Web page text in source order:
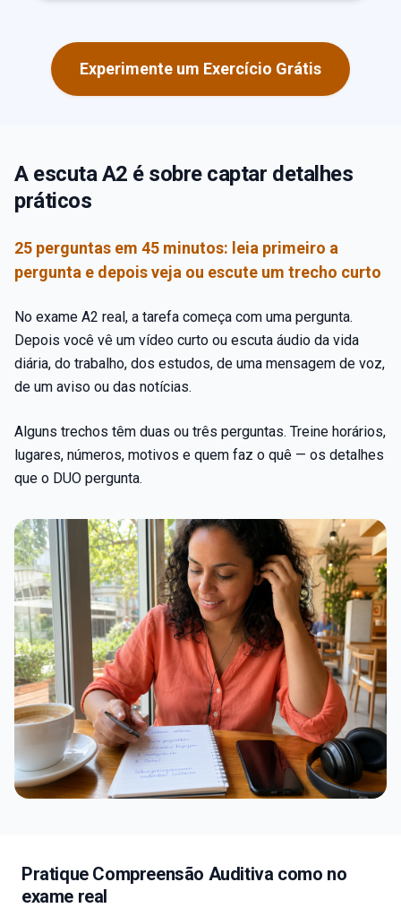
Experimente um Exercício Grátis
A escuta A2 é sobre captar detalhes
práticos
25 perguntas em 45 minutos: leia primeiro a
pergunta e depois veja ou escute um trecho curto
No exame A2 real, a tarefa começa com uma pergunta.
Depois você vê um vídeo curto ou escuta áudio da vida
diária, do trabalho, dos estudos, de uma mensagem de voz,
de um aviso ou das notícias.
Alguns trechos têm duas ou três perguntas. Treine horários,
lugares, números, motivos e quem faz o quê — os detalhes
que o DUO pergunta.
Pratique Compreensão Auditiva como no
exame real